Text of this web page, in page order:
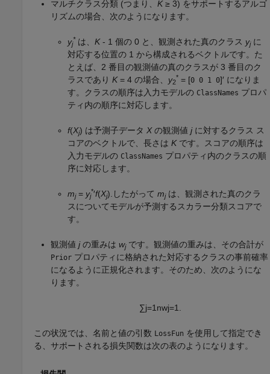
マルチクラス分類 (つまり、K≥ 3) をサポートするアルゴ
リズムの場合、次のようになります。
yj
* は、K- 1 個の 0 と、観測された真のクラス yjに
対応する位置の 1 から構成されるベクトルです。た
とえば、2 番目の観測値の真のクラスが 3 番目のク
ラスでありK= 4 の場合、 y2
* = [0 0 1 0]′ になりま
す。クラスの順序は入力モデルの ClassNames プロパ
ティ内の順序に対応します。
f(Xj) は予測子データ Xの観測値jに対するクラス ス
コアのベクトルで、長さはKです。スコアの順序は
入力モデルの ClassNames プロパティ内のクラスの順
序に対応します。
mj= yj
*′f(Xj). したがってmjは、観測された真のクラ
スについてモデルが予測するスカラー分類スコアで
す。
観測値jの重みはwjです。観測値の重みは、その合計が
Prior プロパティに格納された対応するクラスの事前確率
になるように正規化されます。そのため、次のようにな
ります。
∑j=1 nwj=1.
この状況では、名前と値の引数 LossFun を使用して指定でき
る、サポートされる損失関数は次の表のようになります。